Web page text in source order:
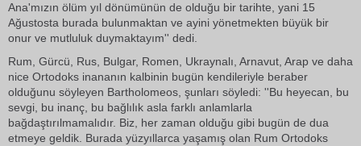
Ana'mızın ölüm yıl dönümünün de olduğu bir tarihte, yani 15
Ağustosta burada bulunmaktan ve ayini yönetmekten büyük bir
onur ve mutluluk duymaktayım'' dedi.
Rum, Gürcü, Rus, Bulgar, Romen, Ukraynalı, Arnavut, Arap ve daha
nice Ortodoks inananın kalbinin bugün kendileriyle beraber
olduğunu söyleyen Bartholomeos, şunları söyledi: ''Bu heyecan, bu
sevgi, bu inanç, bu bağlılık asla farklı anlamlarla
bağdaştırılmamalıdır. Biz, her zaman olduğu gibi bugün de dua
etmeye geldik. Burada yüzyıllarca yaşamış olan Rum Ortodoks